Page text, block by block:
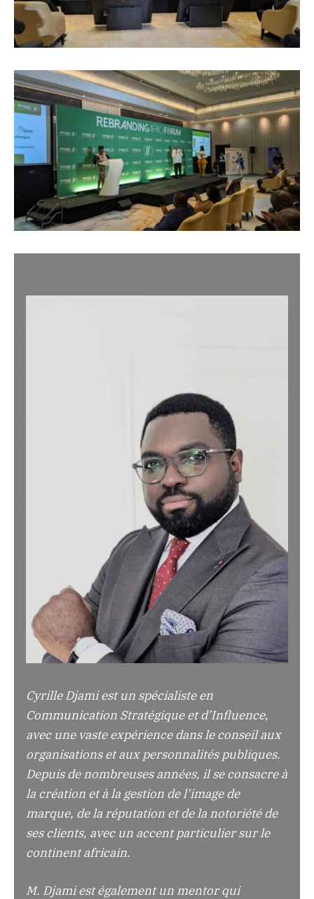
Cyrille Djami est un spécialiste en
Communication Stratégique et d’Influence,
avec une vaste expérience dans le conseil aux
organisations et aux personnalités publiques.
Depuis de nombreuses années, il se consacre à
la création et à la gestion de l’image de
marque, de la réputation et de la notoriété de
ses clients, avec un accent particulier sur le
continent africain.
M. Djami est également un mentor qui